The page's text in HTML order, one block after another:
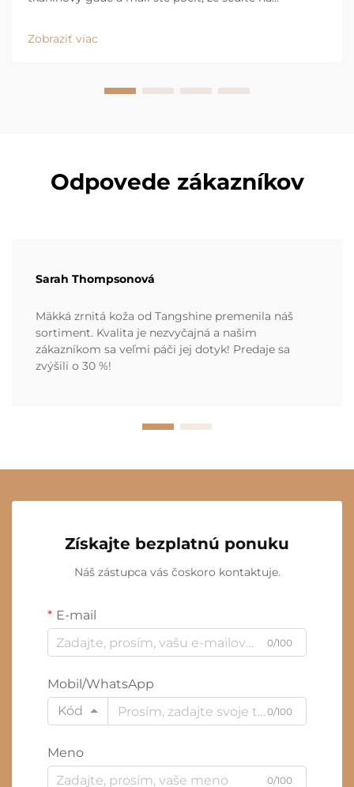
sadli na hladký kožený gauč a okamžite ste sa cítili
osvieženejšie. Na tom je dôvod a...
Zobraziť viac
Odpovede zákazníkov
Sarah Thompsonová
Mäkká zrnitá koža od Tangshine premenila náš
sortiment. Kvalita je nezvyčajná a našim
zákazníkom sa veľmi páči jej dotyk! Predaje sa
zvýšili o 30 %!
Získajte bezplatnú ponuku
Náš zástupca vás čoskoro kontaktuje.
E-mail
0/100
Mobil/WhatsApp
Kód
0/100
Meno
0/100